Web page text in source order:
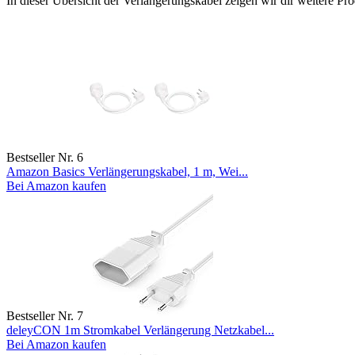
Bestseller Nr. 6
Amazon Basics Verlängerungskabel, 1 m, Wei...
Bei Amazon kaufen
Bestseller Nr. 7
deleyCON 1m Stromkabel Verlängerung Netzkabel...
Bei Amazon kaufen